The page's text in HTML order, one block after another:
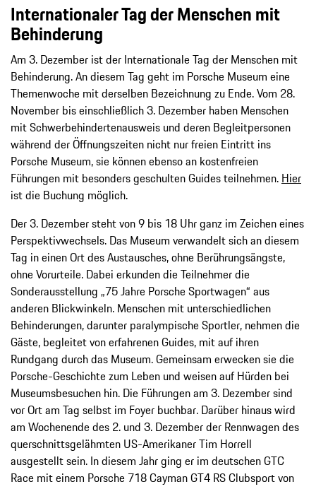
Internationaler Tag der Menschen mit
Behinderung
Am 3. Dezember ist der Internationale Tag der Menschen mit
Behinderung. An diesem Tag geht im Porsche Museum eine
Themenwoche mit derselben Bezeichnung zu Ende. Vom 28.
November bis einschließlich 3. Dezember haben Menschen
mit Schwerbehindertenausweis und deren Begleitpersonen
während der Öffnungszeiten nicht nur freien Eintritt ins
Porsche Museum, sie können ebenso an kostenfreien
Führungen mit besonders geschulten Guides teilnehmen. Hier
ist die Buchung möglich.
Der 3. Dezember steht von 9 bis 18 Uhr ganz im Zeichen eines
Perspektivwechsels. Das Museum verwandelt sich an diesem
Tag in einen Ort des Austausches, ohne Berührungsängste,
ohne Vorurteile. Dabei erkunden die Teilnehmer die
Sonderausstellung „75 Jahre Porsche Sportwagen“ aus
anderen Blickwinkeln. Menschen mit unterschiedlichen
Behinderungen, darunter paralympische Sportler, nehmen die
Gäste, begleitet von erfahrenen Guides, mit auf ihren
Rundgang durch das Museum. Gemeinsam erwecken sie die
Porsche-Geschichte zum Leben und weisen auf Hürden bei
Museumsbesuchen hin. Die Führungen am 3. Dezember sind
vor Ort am Tag selbst im Foyer buchbar. Darüber hinaus wird
am Wochenende des 2. und 3. Dezember der Rennwagen des
querschnittsgelähmten US-Amerikaner Tim Horrell
ausgestellt sein. In diesem Jahr ging er im deutschen GTC
Race mit einem Porsche 718 Cayman GT4 RS Clubsport von